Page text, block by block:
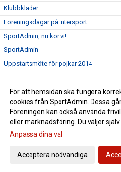
Klubbkläder
Föreningsdagar på Intersport
SportAdmin, nu kör vi!
SportAdmin
Uppstartsmöte för pojkar 2014
Ny klädleverantör
Vi minns Johnny Månsson
Gå till Webbversion
För att hemsidan ska fungera
cookies från SportAdmin. Dessa
Föreningen kan också använda
eller marknadsföring. Du väljer
Anpassa dina val
Acceptera nödvändiga